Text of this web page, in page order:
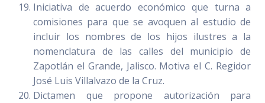
Iniciativa de acuerdo económico que turna a
comisiones para que se avoquen al estudio de
incluir los nombres de los hijos ilustres a la
nomenclatura de las calles del municipio de
Zapotlán el Grande, Jalisco. Motiva el C. Regidor
José Luis Villalvazo de la Cruz.
Dictamen que propone autorización para